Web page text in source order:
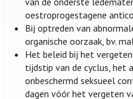
oestroprogestagene
Bij optreden van
organische oorzaak, bv.
Het beleid bij het
tijdstip van de cyclus, het
onbeschermd seksueel
dagen vóór het vergeten